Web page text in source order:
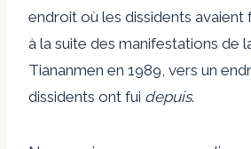
endroit où les dissidents avaient
à la suite des manifestations de
Tiananmen en 1989, vers un
dissidents ont fui depuis.